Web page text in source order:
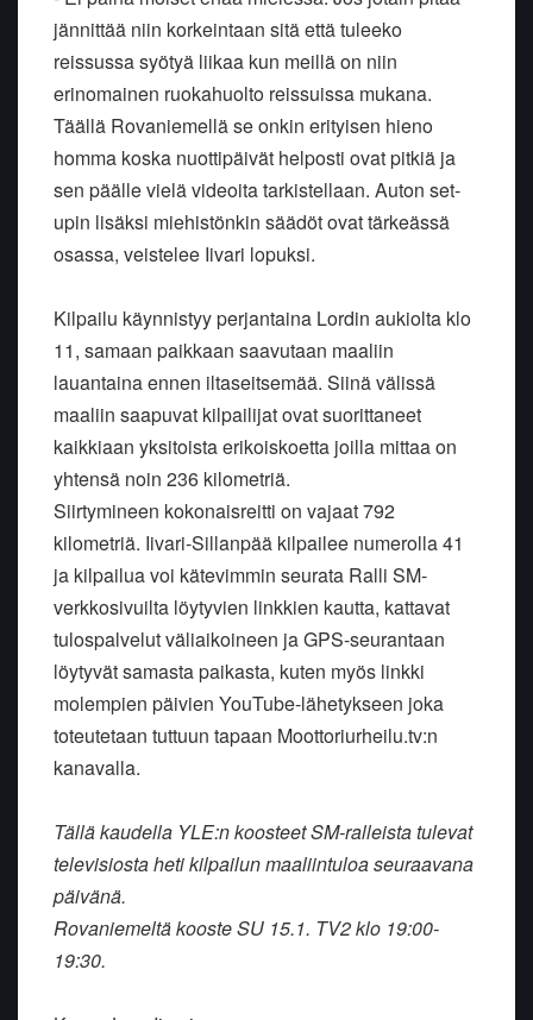
jännittää niin korkeintaan sitä että tuleeko
reissussa syötyä liikaa kun meillä on niin
erinomainen ruokahuolto reissuissa mukana.
Täällä Rovaniemellä se onkin erityisen hieno
homma koska nuottipäivät helposti ovat pitkiä ja
sen päälle vielä videoita tarkistellaan. Auton set-
upin lisäksi miehistönkin säädöt ovat tärkeässä
osassa, veistelee Iivari lopuksi.
Kilpailu käynnistyy perjantaina Lordin aukiolta klo
11, samaan paikkaan saavutaan maaliin
lauantaina ennen iltaseitsemää. Siinä välissä
maaliin saapuvat kilpailijat ovat suorittaneet
kaikkiaan yksitoista erikoiskoetta joilla mittaa on
yhtensä noin 236 kilometriä.
Siirtymineen kokonaisreitti on vajaat 792
kilometriä. Iivari-Sillanpää kilpailee numerolla 41
ja kilpailua voi kätevimmin seurata Ralli SM-
verkkosivuilta löytyvien linkkien kautta, kattavat
tulospalvelut väliaikoineen ja GPS-seurantaan
löytyvät samasta paikasta, kuten myös linkki
molempien päivien YouTube-lähetykseen joka
toteutetaan tuttuun tapaan Moottoriurheilu.tv:n
kanavalla.
Tällä kaudella YLE:n koosteet SM-ralleista tulevat
televisiosta heti kilpailun maaliintuloa seuraavana
päivänä.
Rovaniemeltä kooste SU 15.1. TV2 klo 19:00-
19:30.